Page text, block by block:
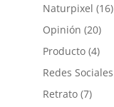
Naturpixel (16)
Opinión (20)
Producto(4)
Redes Sociales
Retrato(7)